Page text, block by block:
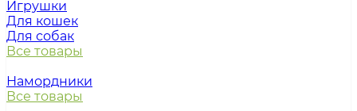
Игрушки
Для кошек
Для собак
Все товары
Намордники
Все товары